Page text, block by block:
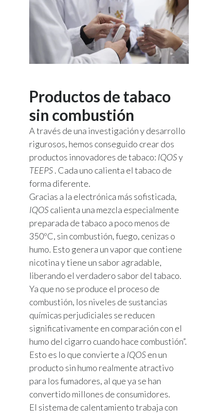
Productos de tabaco
sin combustión
A través de una investigación y desarrollo
rigurosos, hemos conseguido crear dos
productos innovadores de tabaco: IQOSy
TEEPS. Cada uno calienta el tabaco de
forma diferente.
Gracias a la electrónica más sofisticada,
IQOScalienta una mezcla especialmente
preparada de tabaco a poco menos de
350ºC, sin combustión, fuego, cenizas o
humo. Esto genera un vapor que contiene
nicotina y tiene un sabor agradable,
liberando el verdadero sabor del tabaco.
Ya que no se produce el proceso de
combustión, los niveles de sustancias
químicas perjudiciales se reducen
significativamente en comparación con el
humo del cigarro cuando hace combustión”.
Esto es lo que convierte a IQOSen un
producto sin humo realmente atractivo
para los fumadores, al que ya se han
convertido millones de consumidores.
El sistema de calentamiento trabaja con